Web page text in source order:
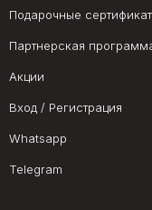
Подарочные
Партнерская
Акции
Вход / Регистрация
Whatsapp
Telegram